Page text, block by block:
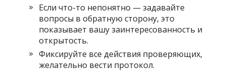
Если что-то непонятно — задавайте
вопросы в обратную сторону, это
показывает вашу заинтересованность и
открытость.
Фиксируйте все действия проверяющих,
желательно вести протокол.